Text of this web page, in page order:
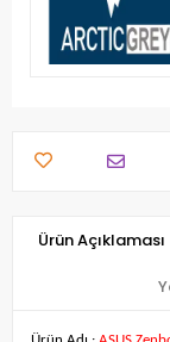
Ürün Açıklaması